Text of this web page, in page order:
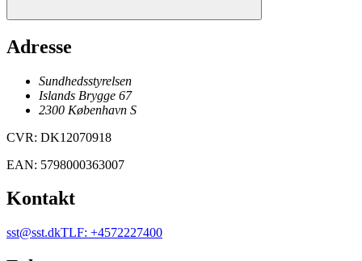
Adresse
Sundhedsstyrelsen
Islands Brygge 67
2300 København S
CVR: DK12070918
EAN: 5798000363007
Kontakt
sst@sst.dkTLF: +4572227400